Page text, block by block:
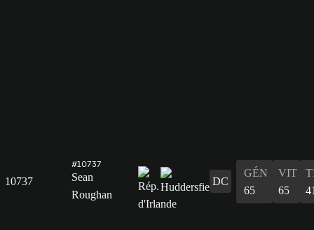
10737
#10737
Sean
Roughan
DC
GÉN
65
VIT
65